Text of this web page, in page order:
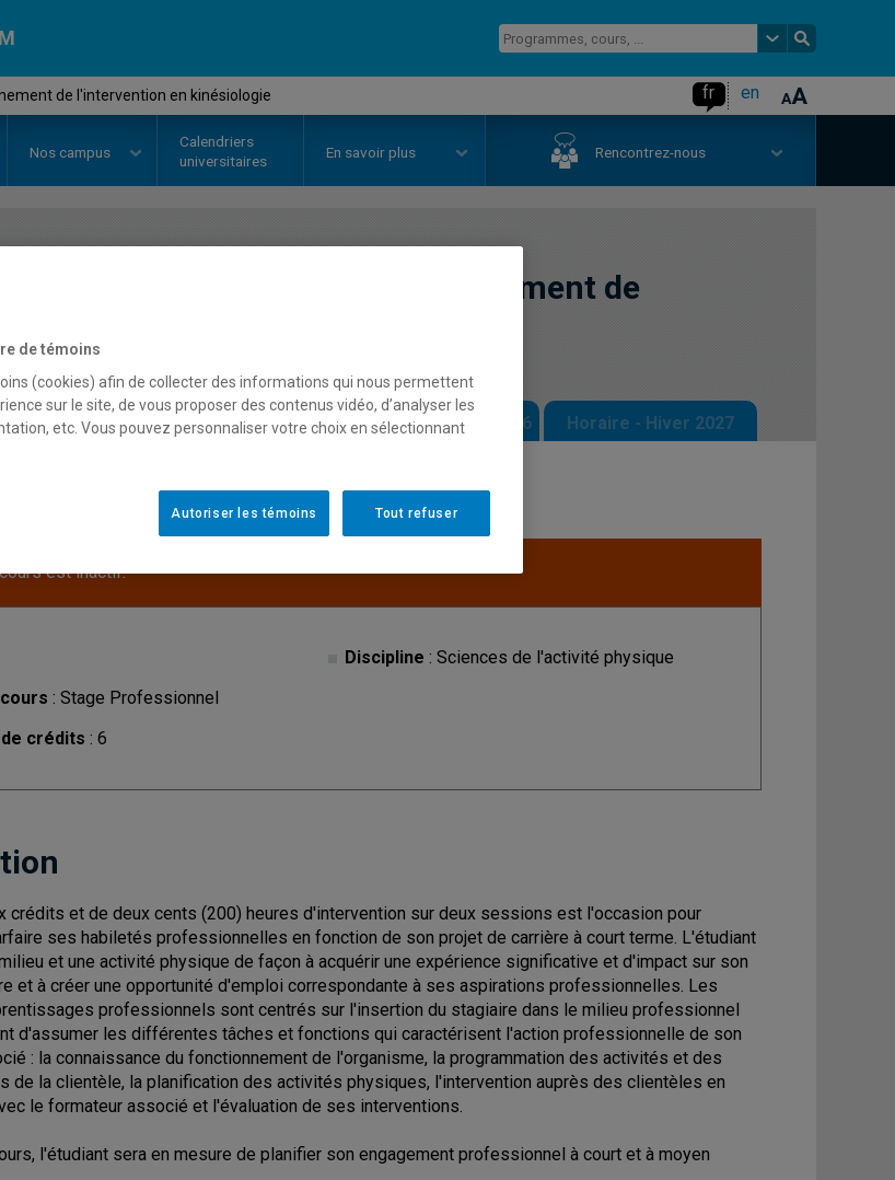
de l'intervention en kinésiologie fr en
Nos campus
Calendriers
universitaires
En savoir plus Rencontrez-nous
Stage de perfectionnement de
l'intervention en kinésiologie
Horaire - Été 2026 Horaire - Automne 2026 Horaire - Hiver 2027
est inactif.
: Stage Professionnel
crédits : 6
Discipline : Sciences de l'activité physique
crédits et de deux cents (200) heures d'intervention sur deux sessions est l'occasion pour
ses habiletés professionnelles en fonction de son projet de carrière à court terme. L'étudiant
et une activité physique de façon à acquérir une expérience significative et d'impact sur son
et à créer une opportunité d'emploi correspondante à ses aspirations professionnelles. Les
professionnels sont centrés sur l'insertion du stagiaire dans le milieu professionnel
d'assumer les différentes tâches et fonctions qui caractérisent l'action professionnelle de son
: la connaissance du fonctionnement de l'organisme, la programmation des activités et des
de la clientèle, la planification des activités physiques, l'intervention auprès des clientèles en
le formateur associé et l'évaluation de ses interventions.
l'étudiant sera en mesure de planifier son engagement professionnel à court et à moyen
de témoins
(cookies) afin de collecter des informations qui nous permettent
sur le site, de vous proposer des contenus vidéo, d’analyser les
etc. Vous pouvez personnaliser votre choix en sélectionnant
Tout refuser
Autoriser les témoins